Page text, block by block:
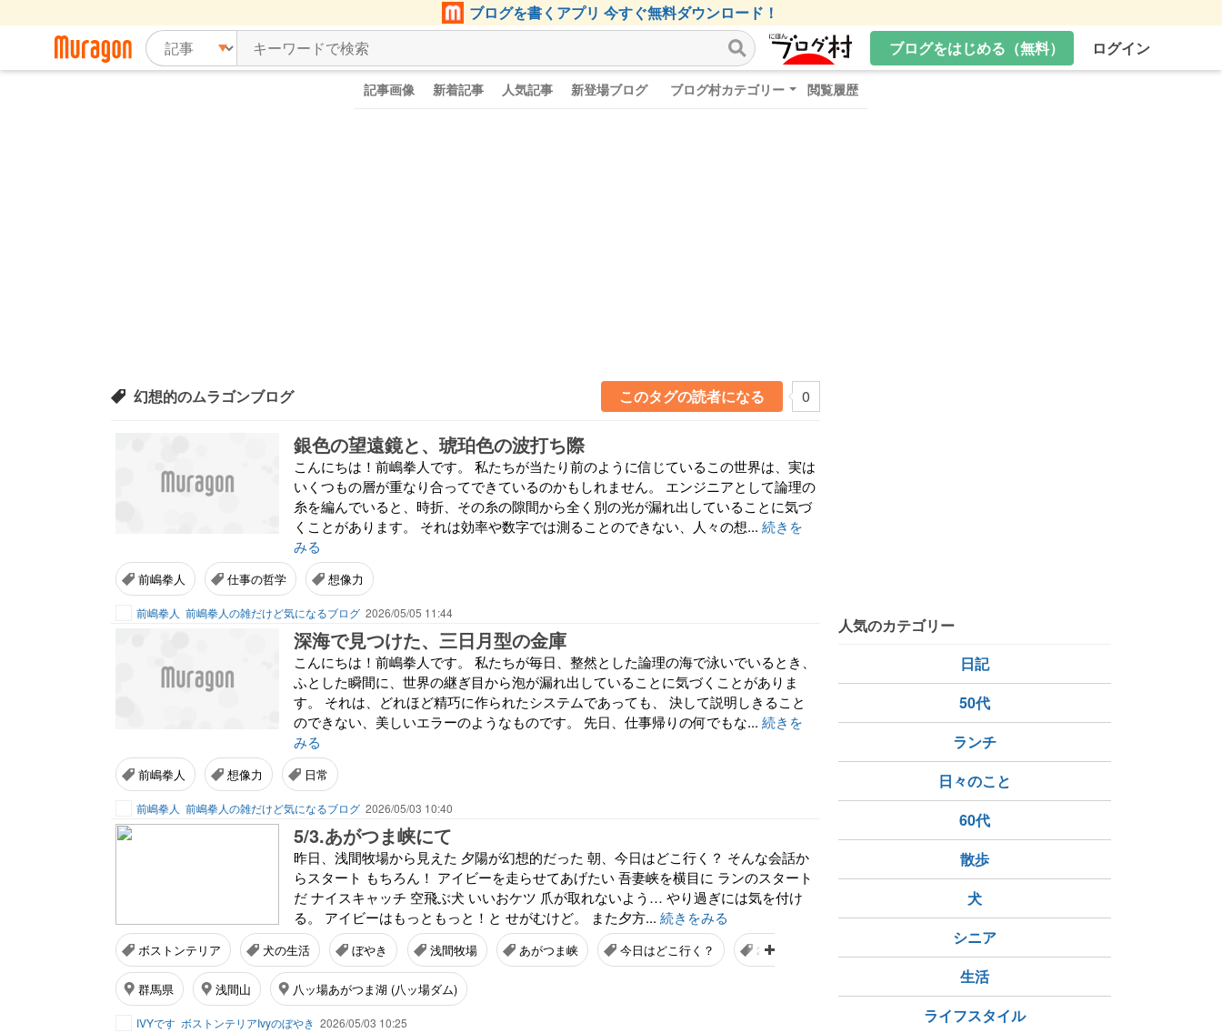
ブログを書くアプリ 今すぐ無料ダウンロード！
ブログをはじめる（無料）
ログイン
記事画像 新着記事 人気記事 新登場ブログ ブログ村カテゴリー 閲覧履歴
幻想的のムラゴンブログ このタグの読者になる 0
銀色の望遠鏡と、琥珀色の波打ち際
こんにちは！前嶋拳人です。 私たちが当たり前のように信じているこの世界は、実は
いくつもの層が重なり合ってできているのかもしれません。 エンジニアとして論理の
糸を編んでいると、時折、その糸の隙間から全く別の光が漏れ出していることに気づ
くことがあります。 それは効率や数字では測ることのできない、人々の想... 続きを
みる
前嶋拳人 仕事の哲学 想像力
前嶋拳人 前嶋拳人の雑だけど気になるブログ 2026/05/05 11:44
深海で見つけた、三日月型の金庫
こんにちは！前嶋拳人です。 私たちが毎日、整然とした論理の海で泳いでいるとき、
ふとした瞬間に、世界の継ぎ目から泡が漏れ出していることに気づくことがありま
す。 それは、どれほど精巧に作られたシステムであっても、 決して説明しきること
のできない、美しいエラーのようなものです。 先日、仕事帰りの何でもな... 続きを
みる
前嶋拳人 想像力 日常
前嶋拳人 前嶋拳人の雑だけど気になるブログ 2026/05/03 10:40
5/3.あがつま峡にて
昨日、浅間牧場から見えた 夕陽が幻想的だった 朝、今日はどこ行く？ そんな会話か
らスタート もちろん！ アイビーを走らせてあげたい 吾妻峡を横目に ランのスタート
だ ナイスキャッチ 空飛ぶ犬 いいおケツ 爪が取れないよう… やり過ぎには気を付け
る。 アイビーはもっともっと！と せがむけど。 また夕方... 続きをみる
ボストンテリア 犬の生活 ぼやき 浅間牧場 あがつま峡 今日はどこ行く？ 2026年5月
群馬県 浅間山 八ッ場あがつま湖 (八ッ場ダム)
IVYです ボストンテリアIvyのぼやき 2026/05/03 10:25
人気のカテゴリー
日記
50代
ランチ
日々のこと
60代
散歩
犬
シニア
生活
ライフスタイル